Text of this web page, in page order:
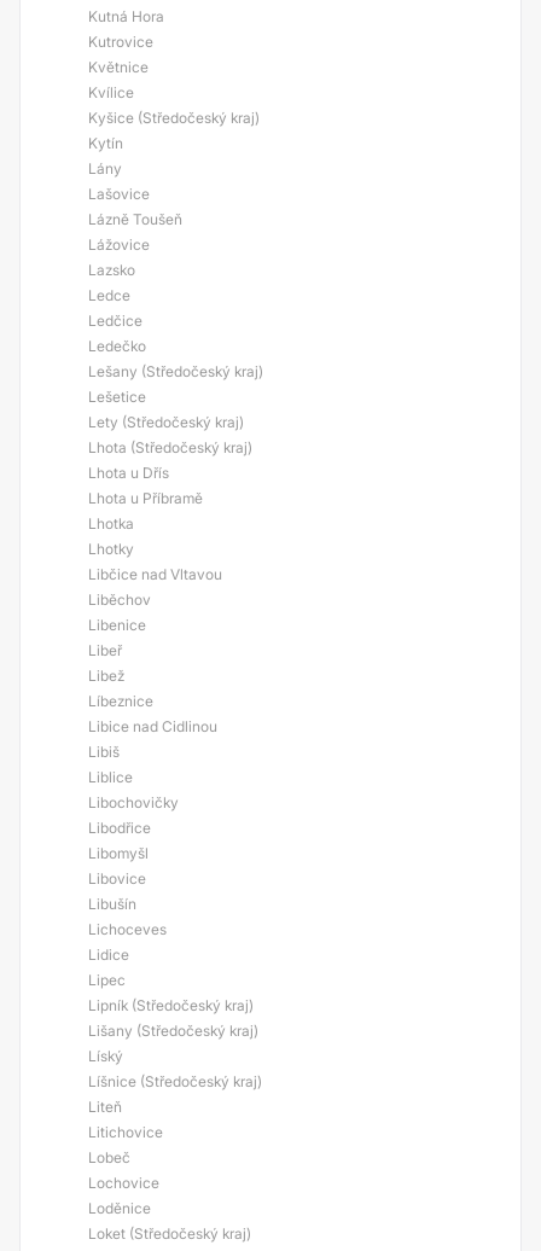
Kutná Hora
Kutrovice
Květnice
Kvílice
Kyšice (Středočeský kraj)
Kytín
Lány
Lašovice
Lázně Toušeň
Lážovice
Lazsko
Ledce
Ledčice
Ledečko
Lešany (Středočeský kraj)
Lešetice
Lety (Středočeský kraj)
Lhota (Středočeský kraj)
Lhota u Dřís
Lhota u Příbramě
Lhotka
Lhotky
Libčice nad Vltavou
Liběchov
Libenice
Libeř
Libež
Líbeznice
Libice nad Cidlinou
Libiš
Liblice
Libochovičky
Libodřice
Libomyšl
Libovice
Libušín
Lichoceves
Lidice
Lipec
Lipník (Středočeský kraj)
Lišany (Středočeský kraj)
Líský
Líšnice (Středočeský kraj)
Liteň
Litichovice
Lobeč
Lochovice
Loděnice
Loket (Středočeský kraj)